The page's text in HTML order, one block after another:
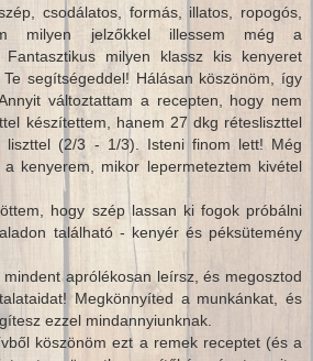
csodálatos, formás, illatos, ropogós,
milyen jelzőkkel illessem még a
Fantasztikus milyen klassz kis kenyeret
segítségeddel! Hálásan köszönöm, így
változtattam a recepten, hogy nem
készítettem, hanem 27 dkg rétesliszttel
(2/3 - 1/3). Isteni finom lett! Még
kenyerem, mikor lepermeteztem kivétel
hogy szép lassan ki fogok próbálni
található - kenyér és péksütemény
aprólékosan leírsz, és megosztod
Megkönnyíted a munkánkat, és
ezzel mindannyiunknak.
köszönöm ezt a remek receptet (és a